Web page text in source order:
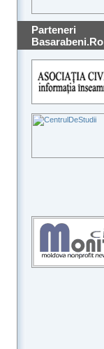
Parteneri
Basarabeni.Ro